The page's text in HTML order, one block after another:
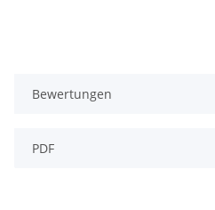
Bewertungen
PDF